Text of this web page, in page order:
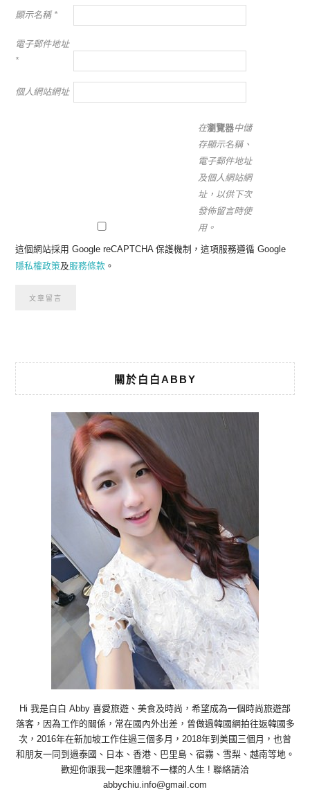
顯示名稱 *
電子郵件地址
*
個人網站網址
在瀏覽器中儲
存顯示名稱、
電子郵件地址
及個人網站網
址，以供下次
發佈留言時使
用。
這個網站採用 Google reCAPTCHA 保護機制，這項服務遵循 Google
隱私權政策及服務條款 。
關於白白ABBY
Hi 我是白白 Abby 喜愛旅遊、美食及時尚，希望成為一個時尚旅遊部
落客，因為工作的關係，常在國內外出差，曾做過韓國網拍往返韓國多
次，2016年在新加坡工作住過三個多月，2018年到美國三個月，也曾
和朋友一同到過泰國、日本、香港、巴里島、宿霧、雪梨、越南等地。
歡迎你跟我一起來體驗不一樣的人生 ! 聯絡請洽
abbychiu.info@gmail.com